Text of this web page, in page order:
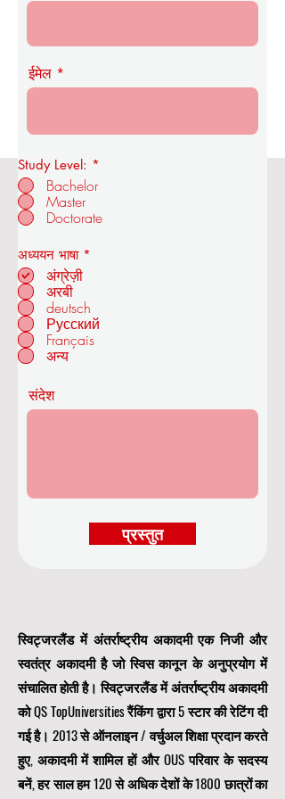
ओयूएस रॉयल एकेडमी ऑफ इकोनॉमिक्स एंड
टेक्नोलॉजी
ज्यूरिख में - स्विट्जरलैंड
स्विट्जरलैंड में अंतर्राष्ट्रीय अकादमी एक निजी और
स्वतंत्र अकादमी है जो स्विस कानून के अनुप्रयोग में
संचालित होती है। स्विट्जरलैंड में अंतर्राष्ट्रीय अकादमी
को QS TopUniversities रैंकिंग द्वारा 5 स्टार की रेटिंग दी
गई है। 2013 से ऑनलाइन / वर्चुअल शिक्षा प्रदान करते
हुए, अकादमी में शामिल हों और OUS परिवार के सदस्य
बनें, हर साल हम 120 से अधिक देशों के 1800 छात्रों का
ईमेल
Study Level: *
Bachelor
Master
Doctorate
अध्ययन भाषा *
अंग्रेज़ी
अरबी
deutsch
Русский
Français
अन्य
संदेश
प्रस्तुत